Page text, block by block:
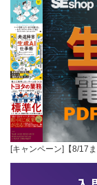
[キャンペーン]【8/17